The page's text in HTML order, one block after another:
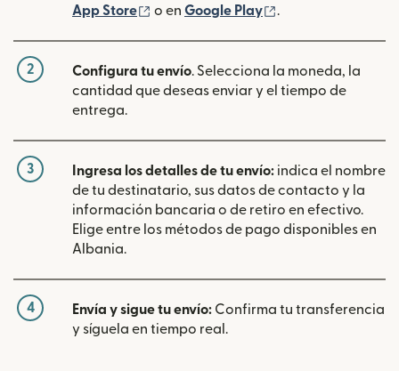
App Store
(se abre en una ventana nueva)
o en Google Play (se abre en una
.
2 Configura tu envío. Selecciona la moneda, la
cantidad que deseas enviar y el tiempo de
entrega.
3 Ingresa los detalles de tu envío: indica el nombre
de tu destinatario, sus datos de contacto y la
información bancaria o de retiro en efectivo.
Elige entre los métodos de pago disponibles en
Albania.
4 Envía y sigue tu envío: Confirma tu transferencia
y síguela en tiempo real.